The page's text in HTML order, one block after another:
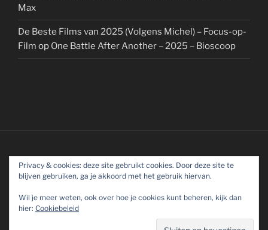
Max
De Beste Films van 2025 (Volgens Michel) – Focus-op-
Film op One Battle After Another – 2025 – Bioscoop
Privacy & cookies: deze site gebruikt cookies. Door deze site te
blijven gebruiken, ga je akkoord met het gebruik hiervan.
Wil je meer weten, ook over hoe je cookies kunt beheren, kijk dan
hier: Cookiebeleid